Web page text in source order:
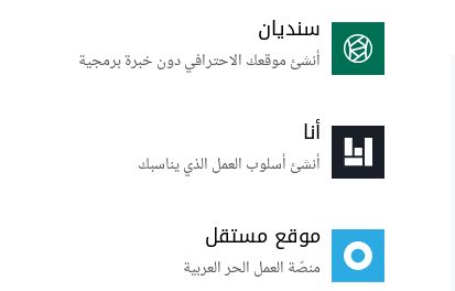
سنديان
أنشئ موقعك الاحترافي دون خبرة برمجية
أنا
أنشئ أسلوب العمل الذي يناسبك
موقع مستقل
منصّة العمل الحر العربية